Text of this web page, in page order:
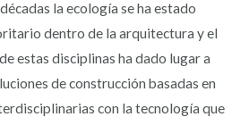
la ecología se ha estado
dentro de la arquitectura y el
estas disciplinas ha dado lugar a
de construcción basadas en
con la tecnología que